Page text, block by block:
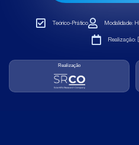
Teórico-Prático Modalidade:
Realização:
Realização